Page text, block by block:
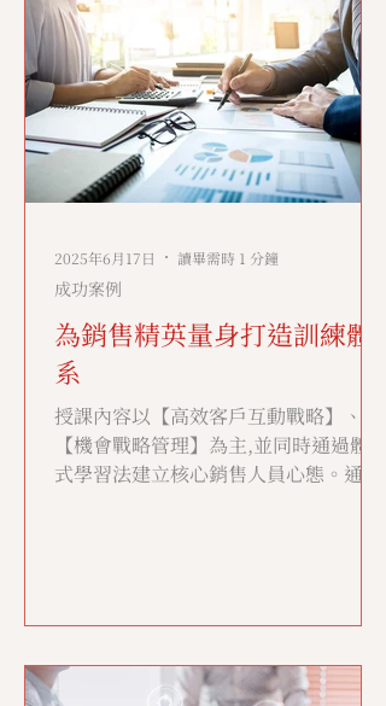
為銷售精英量身打造訓練體
系
授課內容以【高效客戶互動戰略】、
【機會戰略管理】為主,並同時通過體驗
式學習法建立核心銷售人員心態。通過
成功案例
2025年6月17日 讀畢需時 1 分鐘